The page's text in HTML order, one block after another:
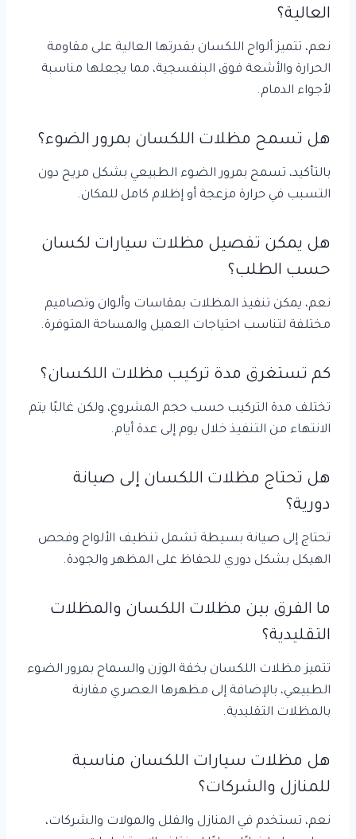
العالية؟
نعم، تتميز ألواح اللكسان بقدرتها العالية على مقاومة
الحرارة والأشعة فوق البنفسجية، مما يجعلها مناسبة
لأجواء الدمام.
هل تسمح مظلات اللكسان بمرور الضوء؟
بالتأكيد، تسمح بمرور الضوء الطبيعي بشكل مريح دون
التسبب في حرارة مزعجة أو إظلام كامل للمكان.
هل يمكن تفصيل مظلات سيارات لكسان
حسب الطلب؟
نعم، يمكن تنفيذ المظلات بمقاسات وألوان وتصاميم
مختلفة لتناسب احتياجات العميل والمساحة المتوفرة.
كم تستغرق مدة تركيب مظلات اللكسان؟
تختلف مدة التركيب حسب حجم المشروع، ولكن غالبًا يتم
الانتهاء من التنفيذ خلال يوم إلى عدة أيام.
هل تحتاج مظلات اللكسان إلى صيانة
دورية؟
تحتاج إلى صيانة بسيطة تشمل تنظيف الألواح وفحص
الهيكل بشكل دوري للحفاظ على المظهر والجودة.
ما الفرق بين مظلات اللكسان والمظلات
التقليدية؟
تتميز مظلات اللكسان بخفة الوزن والسماح بمرور الضوء
الطبيعي، بالإضافة إلى مظهرها العصري مقارنة
بالمظلات التقليدية.
هل مظلات سيارات اللكسان مناسبة
للمنازل والشركات؟
نعم، تستخدم في المنازل والفلل والمولات والشركات،